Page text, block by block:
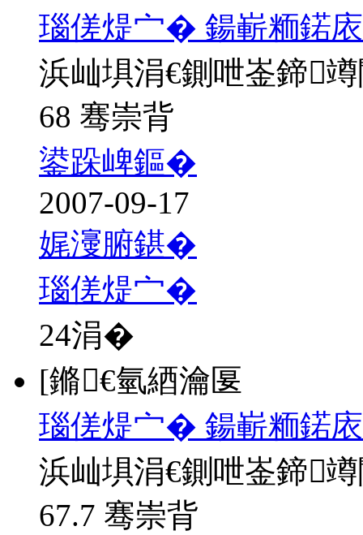
瑙傞煶宀� 鍚嶄粫鍩
浜屾埧涓€鍘呭崟鍗
68 骞崇背
鍙跺崥鏂�
2007-09-17
娓濅腑鍖�
瑙傞煶宀�
24涓�
[鏅€氫綇瀹匽
瑙傞煶宀� 鍚嶄粫鍩
浜屾埧涓€鍘呭崟鍗
67.7 骞崇背